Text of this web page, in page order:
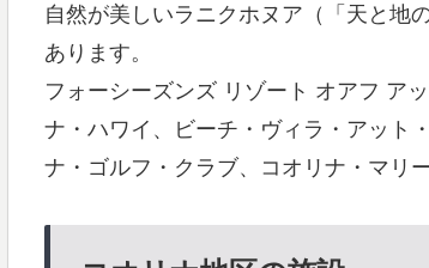
自然が美しいラニクホヌア（「天と地
あります。
フォーシーズンズ リゾート オアフ ア
ナ・ハワイ、ビーチ・ヴィラ・アット
ナ・ゴルフ・クラブ、コオリナ・マリ